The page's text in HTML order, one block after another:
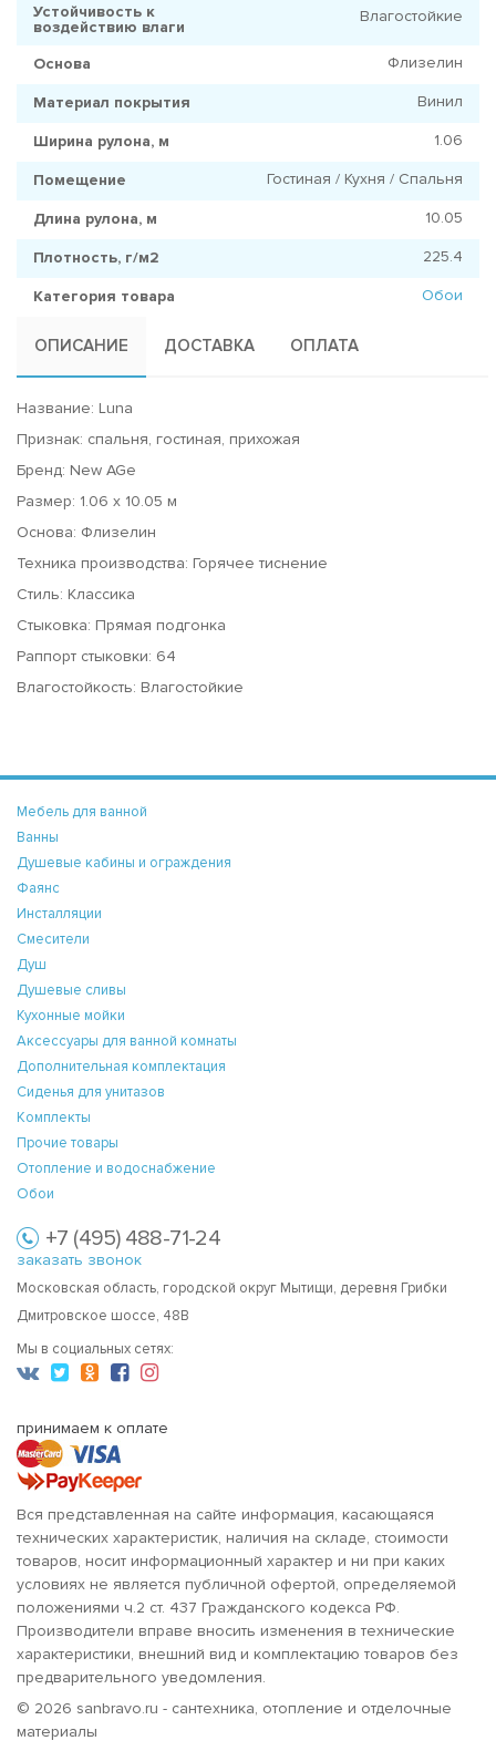
Устойчивость к
воздействию влаги
Влагостойкие
Основа Флизелин
Материал покрытия Винил
Ширина рулона, м 1.06
Помещение Гостиная / Кухня / Спальня
Длина рулона, м 10.05
Плотность, г/м2 225.4
Категория товара Обои
ОПИСАНИЕ ДОСТАВКА ОПЛАТА
Название: Luna
Признак: спальня, гостиная, прихожая
Бренд: New AGe
Размер: 1.06 x 10.05 м
Основа: Флизелин
Техника производства: Горячее тиснение
Стиль: Классика
Стыковка: Прямая подгонка
Раппорт стыковки: 64
Влагостойкость: Влагостойкие
Мебель для ванной
Ванны
Душевые кабины и ограждения
Фаянс
Инсталляции
Смесители
Душ
Душевые сливы
Кухонные мойки
Аксессуары для ванной комнаты
Дополнительная комплектация
Сиденья для унитазов
Комплекты
Прочие товары
Отопление и водоснабжение
Обои
+7 (495) 488-71-24
заказать звонок
Московская область, городской округ Мытищи, деревня Грибки
Дмитровское шоссе, 48В
Мы в социальных сетях:
принимаем к оплате
Вся представленная на сайте информация, касающаяся
технических характеристик, наличия на складе, стоимости
товаров, носит информационный характер и ни при каких
условиях не является публичной офертой, определяемой
положениями ч.2 ст. 437 Гражданского кодекса РФ.
Производители вправе вносить изменения в технические
характеристики, внешний вид и комплектацию товаров без
предварительного уведомления.
© 2026 sanbravo.ru - сантехника, отопление и отделочные
материалы